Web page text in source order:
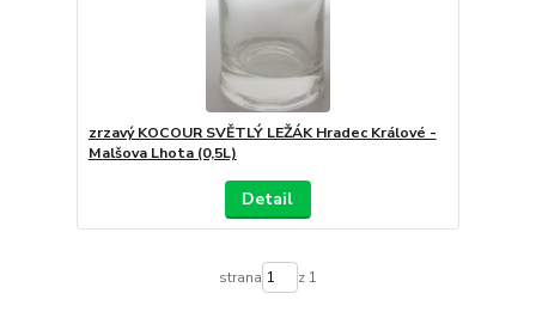
zrzavý KOCOUR SVĚTLÝ LEŽÁK Hradec Králové -
Malšova Lhota (0,5L)
Detail
strana z 1